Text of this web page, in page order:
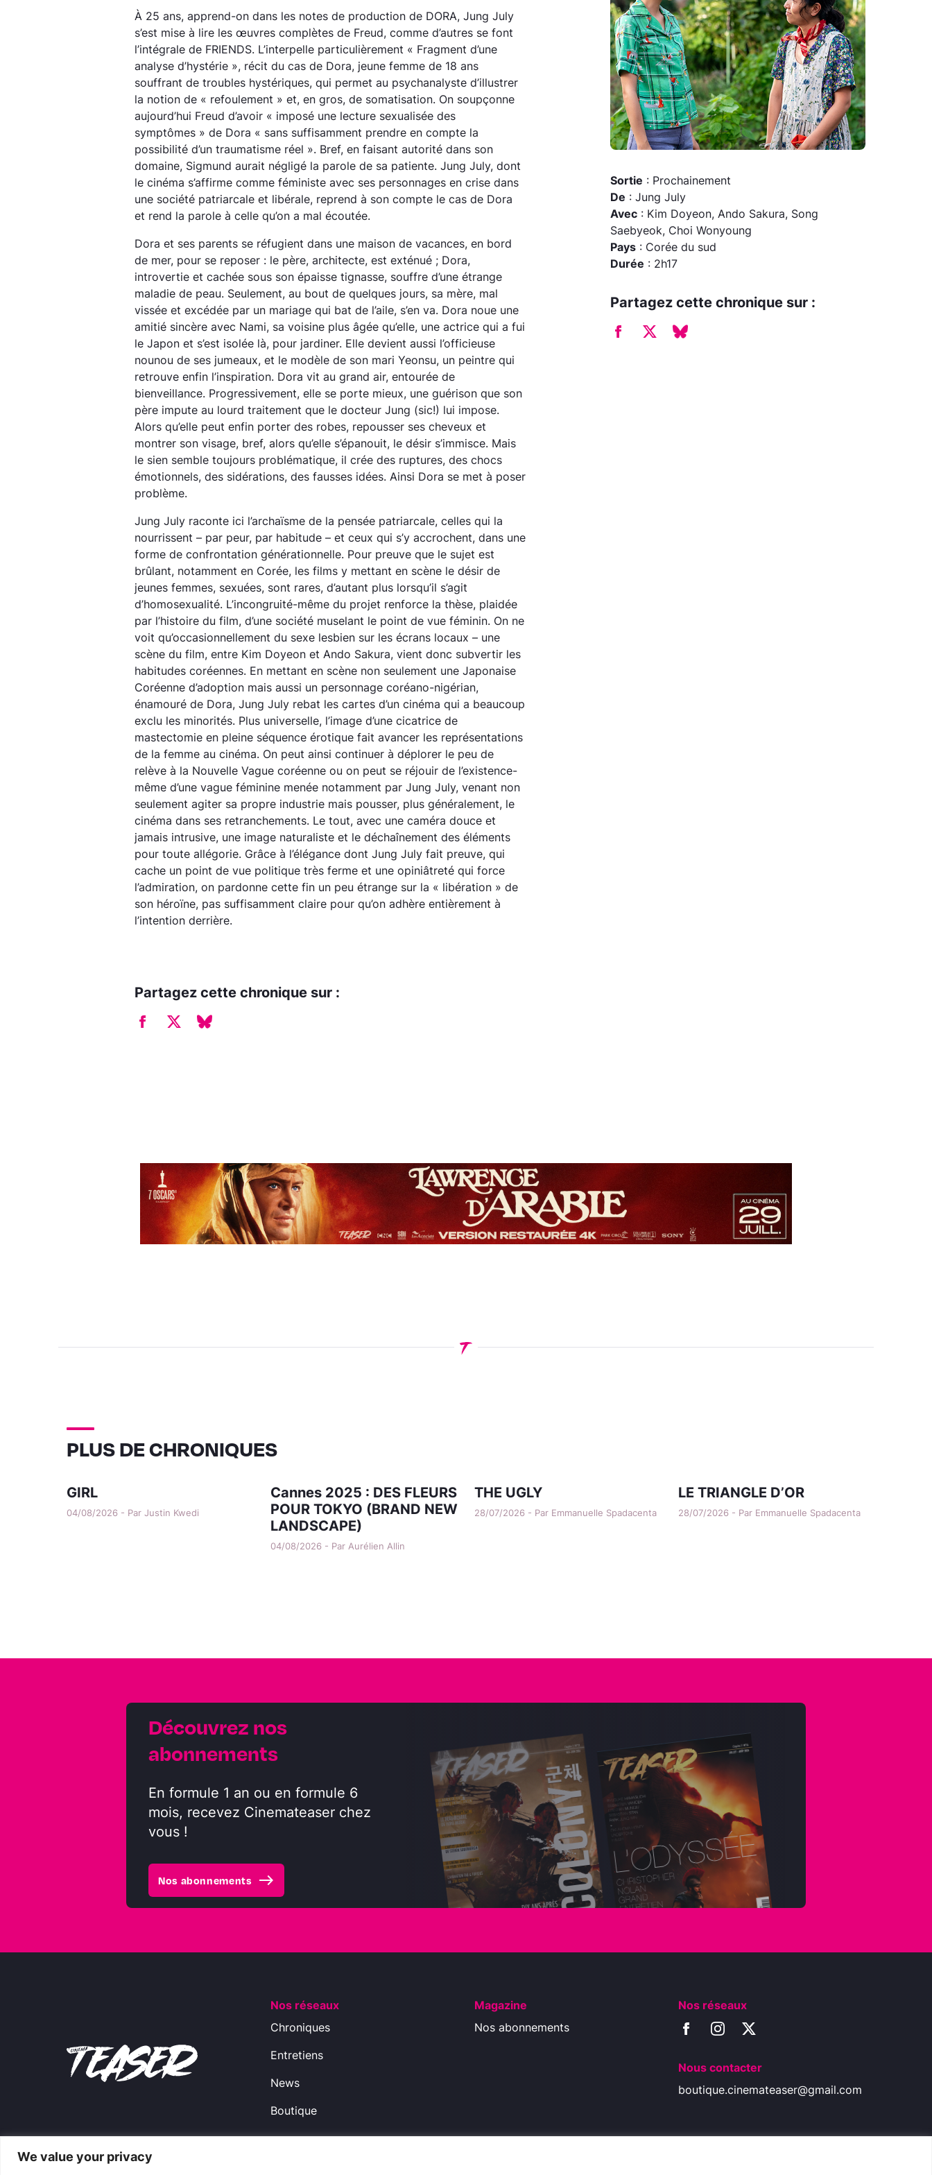
We value your privacy
À 25 ans, apprend-on dans les notes de production de DORA, Jung July
s’est mise à lire les œuvres complètes de Freud, comme d’autres se font
l’intégrale de FRIENDS. L’interpelle particulièrement « Fragment d’une
analyse d’hystérie », récit du cas de Dora, jeune femme de 18 ans
souffrant de troubles hystériques, qui permet au psychanalyste d’illustrer
la notion de « refoulement » et, en gros, de somatisation. On soupçonne
aujourd’hui Freud d’avoir « imposé une lecture sexualisée des
symptômes » de Dora « sans suffisamment prendre en compte la
possibilité d’un traumatisme réel ». Bref, en faisant autorité dans son
domaine, Sigmund aurait négligé la parole de sa patiente. Jung July, dont
le cinéma s’affirme comme féministe avec ses personnages en crise dans
une société patriarcale et libérale, reprend à son compte le cas de Dora
et rend la parole à celle qu’on a mal écoutée.
Dora et ses parents se réfugient dans une maison de vacances, en bord
de mer, pour se reposer : le père, architecte, est exténué ; Dora,
introvertie et cachée sous son épaisse tignasse, souffre d’une étrange
maladie de peau. Seulement, au bout de quelques jours, sa mère, mal
vissée et excédée par un mariage qui bat de l’aile, s’en va. Dora noue une
amitié sincère avec Nami, sa voisine plus âgée qu’elle, une actrice qui a fui
le Japon et s’est isolée là, pour jardiner. Elle devient aussi l’officieuse
nounou de ses jumeaux, et le modèle de son mari Yeonsu, un peintre qui
retrouve enfin l’inspiration. Dora vit au grand air, entourée de
bienveillance. Progressivement, elle se porte mieux, une guérison que son
père impute au lourd traitement que le docteur Jung (sic!) lui impose.
Alors qu’elle peut enfin porter des robes, repousser ses cheveux et
montrer son visage, bref, alors qu’elle s’épanouit, le désir s’immisce. Mais
le sien semble toujours problématique, il crée des ruptures, des chocs
émotionnels, des sidérations, des fausses idées. Ainsi Dora se met à poser
problème.
Jung July raconte ici l’archaïsme de la pensée patriarcale, celles qui la
nourrissent – par peur, par habitude – et ceux qui s’y accrochent, dans une
forme de confrontation générationnelle. Pour preuve que le sujet est
brûlant, notamment en Corée, les films y mettant en scène le désir de
jeunes femmes, sexuées, sont rares, d’autant plus lorsqu’il s’agit
d’homosexualité. L’incongruité-même du projet renforce la thèse, plaidée
par l’histoire du film, d’une société muselant le point de vue féminin. On ne
voit qu’occasionnellement du sexe lesbien sur les écrans locaux – une
scène du film, entre Kim Doyeon et Ando Sakura, vient donc subvertir les
habitudes coréennes. En mettant en scène non seulement une Japonaise
Coréenne d’adoption mais aussi un personnage coréano-nigérian,
énamouré de Dora, Jung July rebat les cartes d’un cinéma qui a beaucoup
exclu les minorités. Plus universelle, l’image d’une cicatrice de
mastectomie en pleine séquence érotique fait avancer les représentations
de la femme au cinéma. On peut ainsi continuer à déplorer le peu de
relève à la Nouvelle Vague coréenne ou on peut se réjouir de l’existence-
même d’une vague féminine menée notamment par Jung July, venant non
seulement agiter sa propre industrie mais pousser, plus généralement, le
cinéma dans ses retranchements. Le tout, avec une caméra douce et
jamais intrusive, une image naturaliste et le déchaînement des éléments
pour toute allégorie. Grâce à l’élégance dont Jung July fait preuve, qui
cache un point de vue politique très ferme et une opiniâtreté qui force
l’admiration, on pardonne cette fin un peu étrange sur la « libération » de
son héroïne, pas suffisamment claire pour qu’on adhère entièrement à
l’intention derrière.
Partagez cette chronique sur :
Sortie : Prochainement
De : Jung July
Avec : Kim Doyeon, Ando Sakura, Song
Saebyeok, Choi Wonyoung
Pays : Corée du sud
Durée : 2h17
Partagez cette chronique sur :
PLUS DE CHRONIQUES
GIRL
04/08/2026 - Par Justin Kwedi
Cannes 2025 : DES FLEURS
POUR TOKYO (BRAND NEW
LANDSCAPE)
04/08/2026 - Par Aurélien Allin
THE UGLY
28/07/2026 - Par Emmanuelle Spadacenta
LE TRIANGLE D’OR
28/07/2026 - Par Emmanuelle Spadacenta
Découvrez nos
abonnements
En formule 1 an ou en formule 6
mois, recevez Cinemateaser chez
vous !
Nos abonnements east
Nos réseaux
Chroniques
Entretiens
News
Boutique
Magazine
Nos abonnements
Nos réseaux
Nous contacter
boutique.cinemateaser@gmail.com
Copyright © 2009-2024 CinemaTeaser -